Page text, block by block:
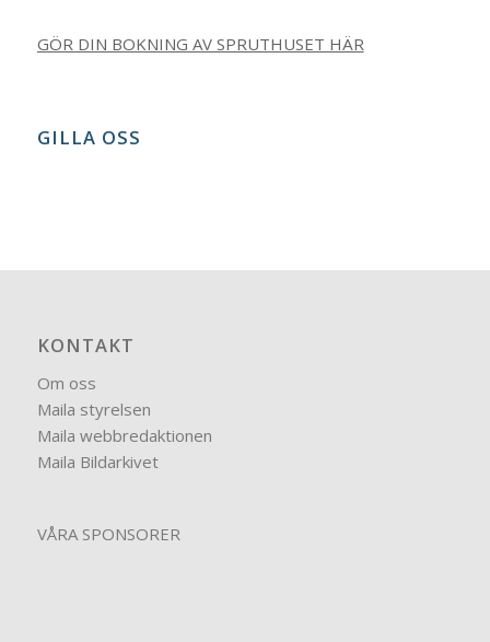
GÖR DIN BOKNING AV SPRUTHUSET HÄR
GILLA OSS
KONTAKT
Om oss
Maila styrelsen
Maila webbredaktionen
Maila Bildarkivet
VÅRA SPONSORER